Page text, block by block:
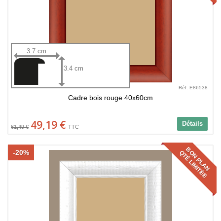
3.7 cm
3.4 cm
Réf. E86538
Cadre bois rouge 40x60cm
Détails
61,49 € 49,19 € TTC
BON PLAN
QTÉ LIMITÉE
-20%